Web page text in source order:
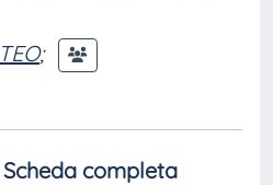
;
Scheda completa